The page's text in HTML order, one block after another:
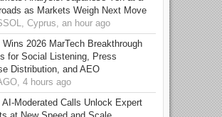
as Markets Weigh Next Move
Cyprus, an hour ago
Wins 2026 MarTech Breakthrough
for Social Listening, Press
Distribution, and AEO
4 hours ago
AI-Moderated Calls Unlock Expert